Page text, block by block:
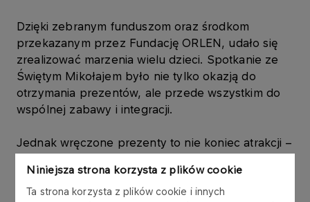
Niniejsza strona korzysta z plików cookie
Ta strona korzysta z plików cookie i innych
Dzięki zebranym funduszom oraz środkom
przekazanym przez Fundację ORLEN, udało się
zrealizować marzenia wielu dzieci. Spotkanie ze
Świętym Mikołajem było nie tylko okazją do
otrzymania prezentów, ale przede wszystkim do
wspólnej zabawy i integracji.
Jednak wręczone prezenty to nie koniec atrakcji –
zorganizowane zostały zajęcia na basenie. Dzięki
wsparciu specjalnie przeszkolonego instruktora,